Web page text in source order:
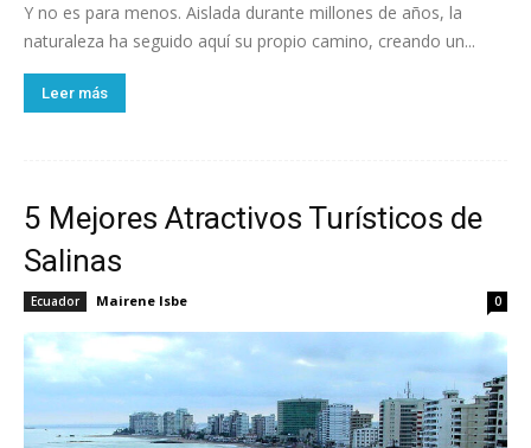
Y no es para menos. Aislada durante millones de años, la
naturaleza ha seguido aquí su propio camino, creando un...
Leer más
5 Mejores Atractivos Turísticos de
Salinas
Ecuador Mairene Isbe 0